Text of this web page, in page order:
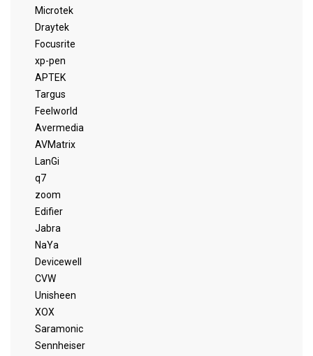
Microtek
Draytek
Focusrite
xp-pen
APTEK
Targus
Feelworld
Avermedia
AVMatrix
LanGi
q7
zoom
Edifier
Jabra
NaYa
Devicewell
CVW
Unisheen
XOX
Saramonic
Sennheiser